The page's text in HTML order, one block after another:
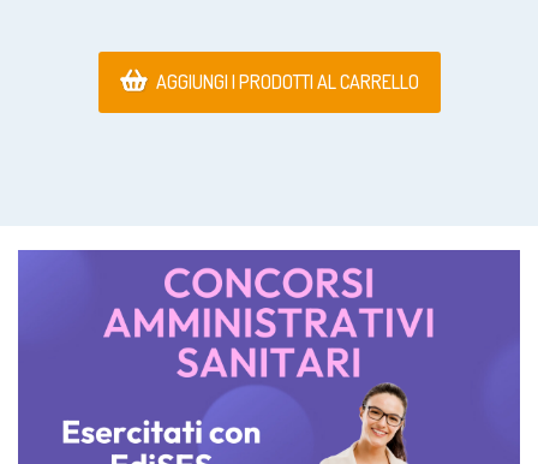
AGGIUNGI I PRODOTTI AL CARRELLO